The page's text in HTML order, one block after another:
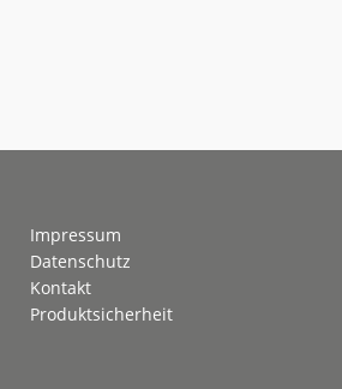
Impressum
Datenschutz
Kontakt
Produktsicherheit